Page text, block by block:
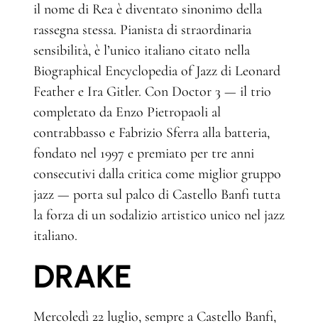
il nome di Rea è diventato sinonimo della
rassegna stessa. Pianista di straordinaria
sensibilità, è l’unico italiano citato nella
Biographical Encyclopedia of Jazz di Leonard
Feather e Ira Gitler. Con Doctor 3 — il trio
completato da Enzo Pietropaoli al
contrabbasso e Fabrizio Sferra alla batteria,
fondato nel 1997 e premiato per tre anni
consecutivi dalla critica come miglior gruppo
jazz — porta sul palco di Castello Banfi tutta
la forza di un sodalizio artistico unico nel jazz
italiano.
DRAKE
Mercoledì 22 luglio, sempre a Castello Banfi,